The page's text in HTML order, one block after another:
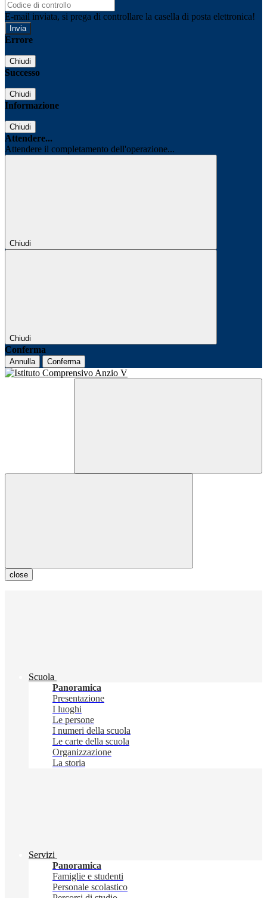
E-mail inviata, si prega di controllare la casella di posta elettronica!
Errore
Chiudi
Successo
Chiudi
Informazione
Chiudi
Attendere...
Attendere il completamento dell'operazione...
Chiudi
Chiudi
Conferma
Annulla Conferma
close
Scuola
Panoramica
Presentazione
I luoghi
Le persone
I numeri della scuola
Le carte della scuola
Organizzazione
La storia
Servizi
Panoramica
Famiglie e studenti
Personale scolastico